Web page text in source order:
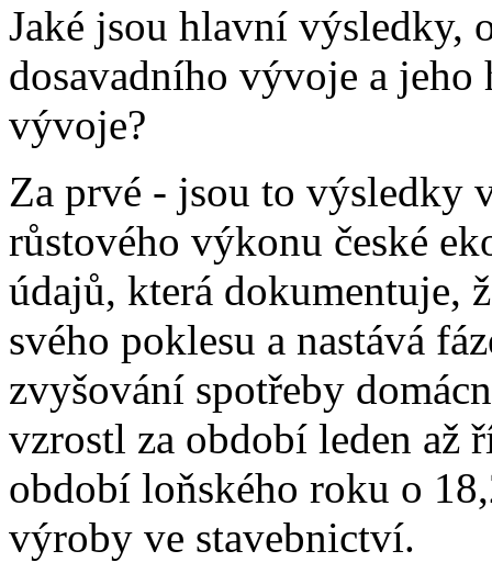
Jaké jsou hlavní výsledky,
dosavadního vývoje a jeho
vývoje?
Za prvé - jsou to výsledky
růstového výkonu české
údajů, která dokumentuje,
svého poklesu a nastává
zvyšování spotřeby
vzrostl za období leden až
období loňského roku o
výroby ve stavebnictví.